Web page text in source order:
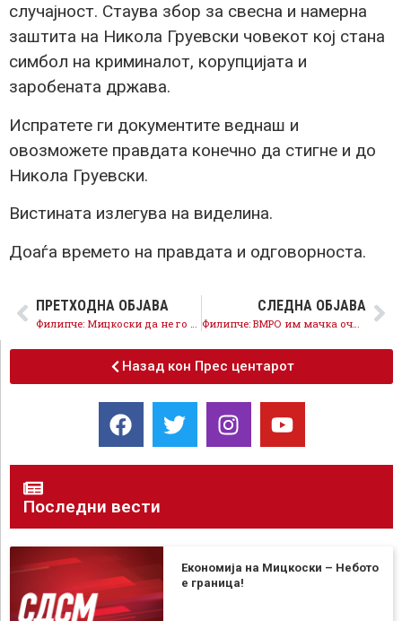
случајност. Стаува збор за свесна и намерна
заштита на Никола Груевски човекот кој стана
симбол на криминалот, корупцијата и
заробената држава.
Испратете ги документите веднаш и
овозможете правдата конечно да стигне и до
Никола Груевски.
Вистината излегува на виделина.
Доаѓа времето на правдата и одговорноста.
ПРЕТХОДНА ОБЈАВА
Филипче: Мицкоски да не го користи нон-пејперот на Мерц како алиби за неисплнување на реформите
СЛЕДНА ОБЈАВА
Филипче: ВМРО им мачка очи на граѓаните со манипулација, требаше да добиеме 200 милиони евра од ЕУ
Назад кон Прес центарот
Последни вести
Економија на Мицкоски – Небото
е граница!